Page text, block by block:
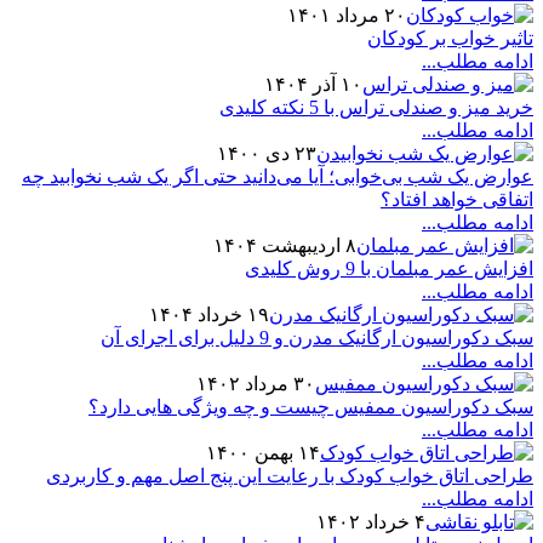
۲۰ مرداد ۱۴۰۱
تاثیر خواب بر کودکان
ادامه مطلب...
۱۰ آذر ۱۴۰۴
خرید میز و صندلی تراس با 5 نکته کلیدی
ادامه مطلب...
۲۳ دی ۱۴۰۰
عوارض یک شب بی‌خوابی؛ آیا می‌دانید حتی اگر یک شب نخوابید چه
اتفاقی خواهد افتاد؟
ادامه مطلب...
۸ اردیبهشت ۱۴۰۴
افزایش عمر مبلمان با 9 روش کلیدی
ادامه مطلب...
۱۹ خرداد ۱۴۰۴
سبک دکوراسیون ارگانیک مدرن و 9 دلیل برای اجرای آن
ادامه مطلب...
۳۰ مرداد ۱۴۰۲
سبک دکوراسیون ممفیس چیست و چه ویژگی هایی دارد؟
ادامه مطلب...
۱۴ بهمن ۱۴۰۰
طراحی اتاق خواب کودک با رعایت این پنج اصل مهم و کاربردی
ادامه مطلب...
۴ خرداد ۱۴۰۲